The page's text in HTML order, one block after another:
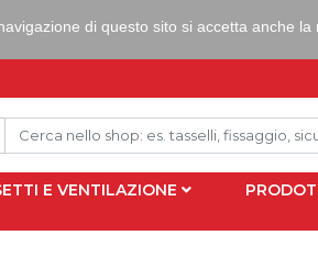
di questo sito si accetta anche la
E VENTILAZIONE